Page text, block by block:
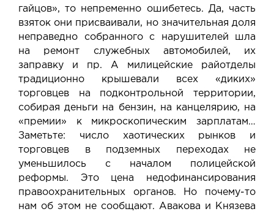
гайцов», то непременно ошибетесь. Да, часть
взяток они присваивали, но значительная доля
неправедно собранного с нарушителей шла
на ремонт служебных автомобилей, их
заправку и пр. А милицейские райотделы
традиционно крышевали всех «диких»
торговцев на подконтрольной территории,
собирая деньги на бензин, на канцелярию, на
«премии» к микроскопическим зарплатам…
Заметьте: число хаотических рынков и
торговцев в подземных переходах не
уменьшилось с началом полицейской
реформы. Это цена недофинансирования
правоохранительных органов. Но почему-то
нам об этом не сообщают. Авакова и Князева